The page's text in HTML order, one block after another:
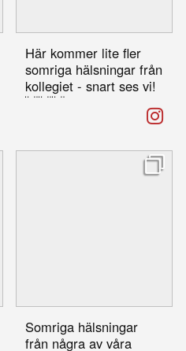
Här kommer lite fler
somriga hälsningar från
kollegiet - snart ses vi!
👋👋👋
Somriga hälsningar
från några av våra